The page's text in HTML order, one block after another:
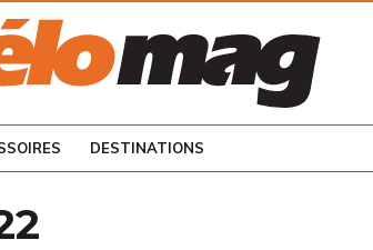
DESTINATIONS
CONSULTEZ LES